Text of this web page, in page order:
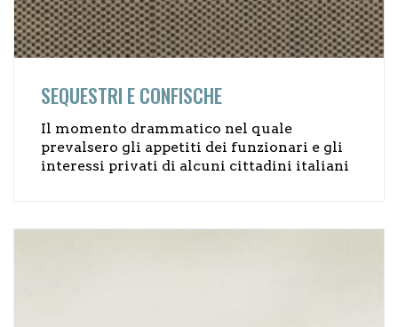
SEQUESTRI E CONFISCHE
Il momento drammatico nel quale
prevalsero gli appetiti dei funzionari e gli
interessi privati di alcuni cittadini italiani